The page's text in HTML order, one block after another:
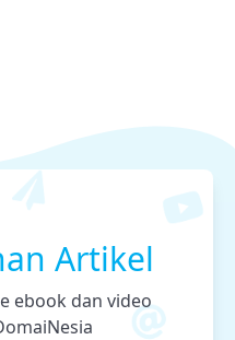
Artikel
ebook dan video